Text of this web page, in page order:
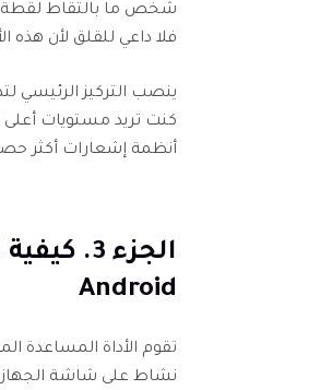
فلا داعي للقلق لأن هذه
ينصب التركيز الرئيسي
كنت تريد مستويات
أنظمة إشعارات أكثر
Android
نشاط على شاشة